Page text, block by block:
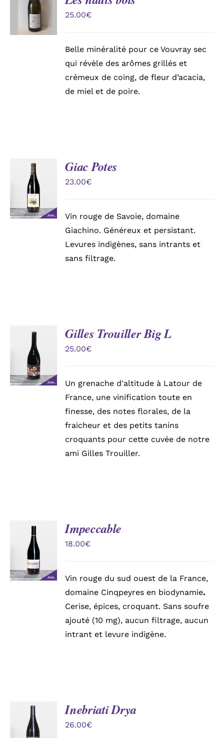
PANIER
/
DÉTAILS
25.00€
Belle minéralité pour ce Vouvray sec
qui révèle des arômes grillés et
crémeux de coing, de fleur d’acacia,
de miel et de poire.
AJOUTER
AU
PANIER
/
DÉTAILS
Giac Potes
23.00€
Vin rouge de Savoie, domaine
Giachino. Généreux et persistant.
Levures indigènes, sans intrants et
sans filtrage.
AJOUTER
AU
PANIER
/
DÉTAILS
Gilles Trouiller Big L
25.00€
Un grenache d'altitude à Latour de
France, une vinification toute en
finesse, des notes florales, de la
fraicheur et des petits tanins
croquants pour cette cuvée de notre
ami Gilles Trouiller.
AJOUTER
AU
PANIER
/
DÉTAILS
Impeccable
18.00€
Vin rouge du sud ouest de la France,
domaine Cinqpeyres en biodynamie.
Cerise, épices, croquant. Sans soufre
ajouté (10 mg), aucun filtrage, aucun
intrant et levure indigène.
AJOUTER
AU
PANIER
Inebriati Drya
26.00€